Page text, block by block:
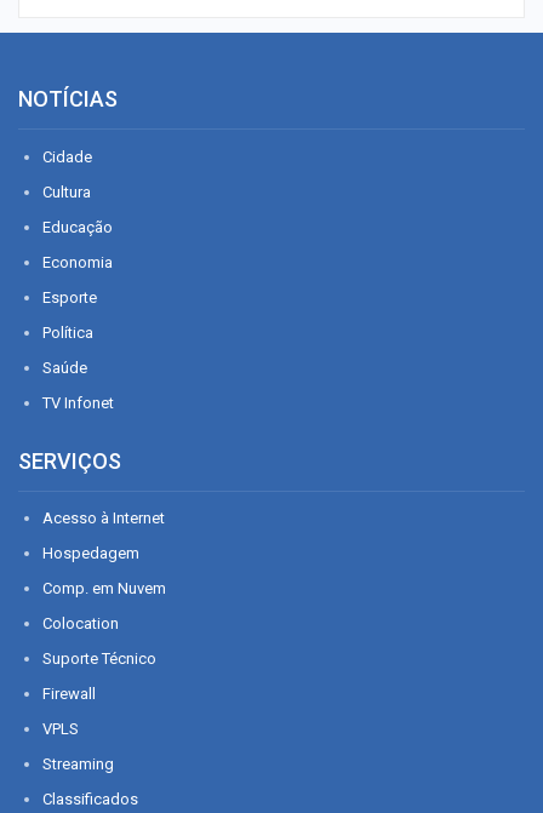
NOTÍCIAS
Cidade
Cultura
Educação
Economia
Esporte
Política
Saúde
TV Infonet
SERVIÇOS
Acesso à Internet
Hospedagem
Comp. em Nuvem
Colocation
Suporte Técnico
Firewall
VPLS
Streaming
Classificados